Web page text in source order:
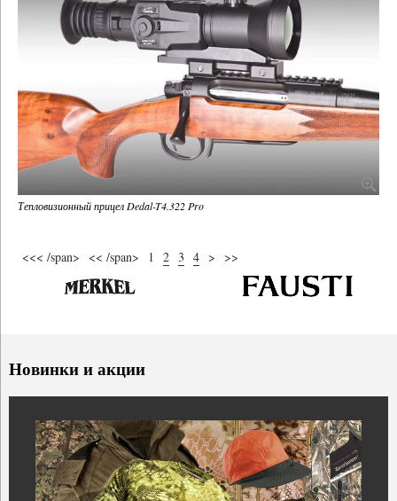
Тепловизионный прицел Dedal-T4.322 Pro
<<< /span> << /span> 1 2 3 4 > >>
Новинки и акции